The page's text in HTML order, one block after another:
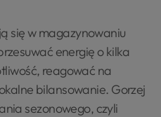
się w magazynowaniu
energię o kilka
reagować na
bilansowanie. Gorzej
sezonowego, czyli